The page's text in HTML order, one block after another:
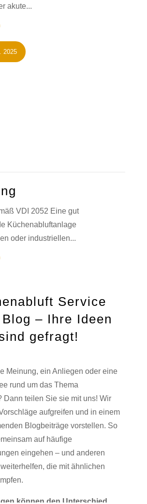
akute...
2025
VDI 2052 Eine gut
Küchenabluftanlage
oder industriellen...
Service
– Ihre Ideen
gefragt!
Meinung, ein Anliegen oder eine
rund um das Thema
Dann teilen Sie sie mit uns! Wir
aufgreifen und in einem
Blogbeiträge vorstellen. So
auf häufige
eingehen – und anderen
die mit ähnlichen
können den Unterschied